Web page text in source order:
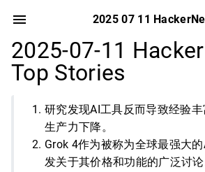
2025 07 11
2025-07-11
Top Stories
研究发现AI工具反而导致经验
生产力下降。
Grok 4作为被称为全球最强大
发关于其价格和功能的广泛讨论